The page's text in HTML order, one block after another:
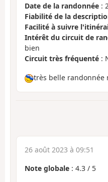
Date de la randonnée :
Fiabilité de la
Facilité à suivre
Intérêt du circuit de
bien
Circuit très fréquenté :
très belle
26 août 2023 à 09:51
Note globale : 4.3 / 5